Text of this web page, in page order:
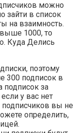
можно
зайти в список
на взаимность.
1000, то
Куда Делись
поэтому
300 подписок в
подписок за
у вас нет
вы не
определить,